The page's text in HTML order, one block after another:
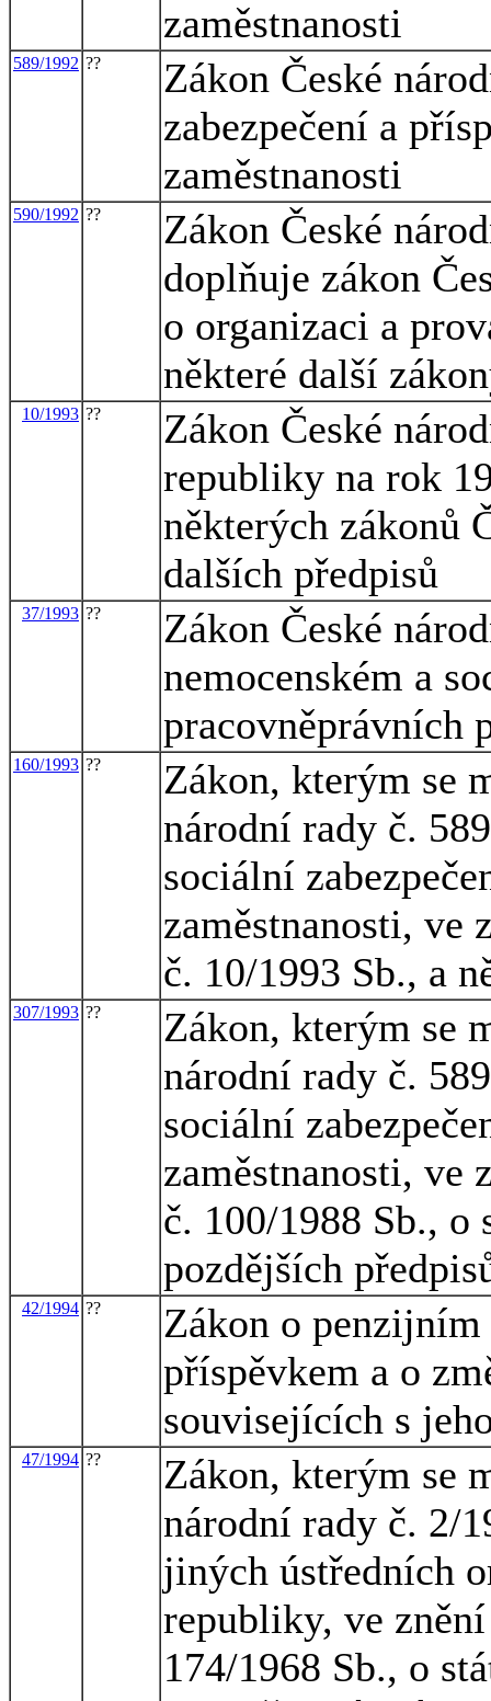
zaměstnanosti
589/1992 ??
Zákon České
zabezpečení a
zaměstnanosti
590/1992 ??
Zákon České
doplňuje zákon
o organizaci a
některé další
10/1993 ??
Zákon České
republiky na rok
některých zákonů
dalších předpisů
37/1993 ??
Zákon České
nemocenském a
pracovněprávních
160/1993 ??
Zákon, kterým se
národní rady č.
sociální
zaměstnanosti, ve
č. 10/1993 Sb., a
307/1993 ??
Zákon, kterým se
národní rady č.
sociální
zaměstnanosti, ve
č. 100/1988 Sb., o
pozdějších
42/1994 ??
Zákon o
příspěvkem a o
souvisejících s
47/1994 ??
Zákon, kterým se
národní rady č. 2/
jiných ústředních
republiky, ve
174/1968 Sb., o